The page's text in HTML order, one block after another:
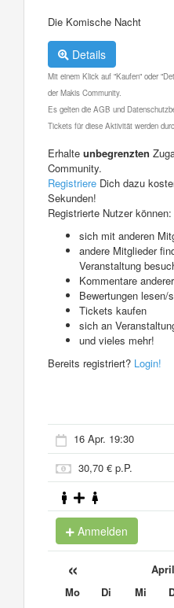
Die Komische Nacht
Details
Mit einem Klick auf "Kaufen" oder
der Makis Community.
Es gelten die AGB und
Tickets für diese Aktivität werden
Erhalte unbegrenzten
Community.
Registriere Dich dazu
Sekunden!
Registrierte Nutzer können:
sich mit anderen
andere Mitglieder
Veranstaltung
Kommentare
Bewertungen lesen/
Tickets kaufen
sich an
und vieles mehr!
Bereits registriert? Login!
16 Apr. 19:30
30,70 € p.P.
Anmelden
«
Mo Di Mi